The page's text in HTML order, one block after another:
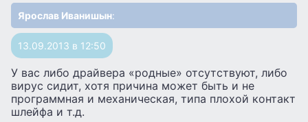
Ярослав Иванишын:
13.09.2013 в 12:50
У вас либо драйвера «родные» отсутствуют, либо
вирус сидит, хотя причина может быть и не
программная и механическая, типа плохой контакт
шлейфа и т.д.